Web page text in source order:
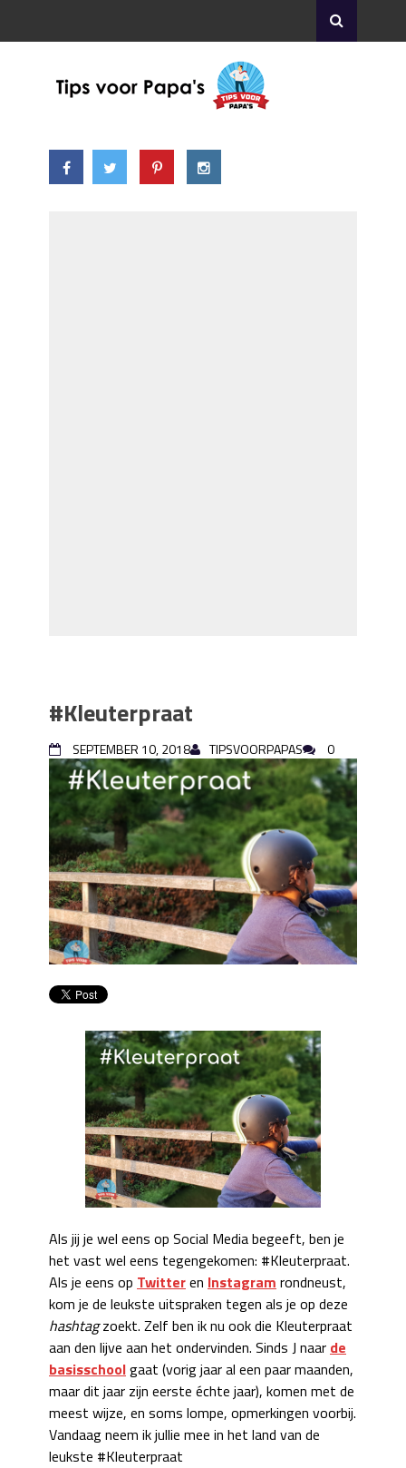
#Kleuterpraat
SEPTEMBER 10, 2018 TIPSVOORPAPAS 0
Als jij je wel eens op Social Media begeeft, ben je
het vast wel eens tegengekomen: #Kleuterpraat.
Als je eens op Twitteren Instagram rondneust,
kom je de leukste uitspraken tegen als je op deze
hashtagzoekt. Zelf ben ik nu ook die Kleuterpraat
aan den lijve aan het ondervinden. Sinds J naar de
basisschoolgaat (vorig jaar al een paar maanden,
maar dit jaar zijn eerste échte jaar), komen met de
meest wijze, en soms lompe, opmerkingen voorbij.
Vandaag neem ik jullie mee in het land van de
leukste #Kleuterpraat